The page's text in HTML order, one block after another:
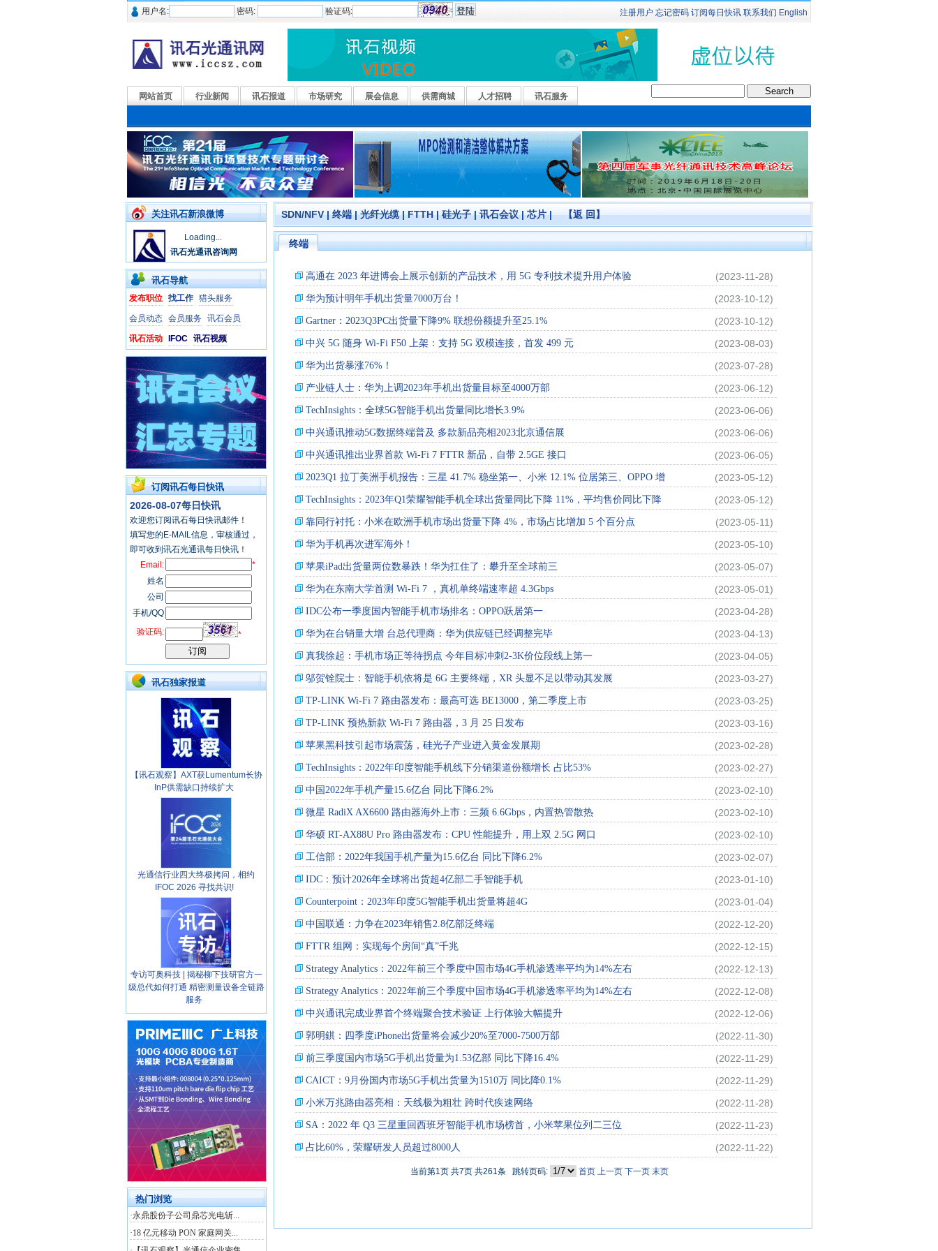
用户名: 密码: 验证码: 注册用户 忘记密码 订阅每日快讯 联系我们 English
网站首页 行业新闻 讯石报道 市场研究 展会信息 供需商城 人才招聘 讯石服务
SDN/NFV|终端|光纤光缆|FTTH|硅光子|讯石会议|芯片|【返 回】
终端
关注讯石新浪微博
Loading...
讯石光通讯咨询网
讯石导航
发布职位 找工作 猎头服务
会员动态 会员服务 讯石会员
讯石活动 IFOC 讯石视频
订阅讯石每日快讯
2026-08-07每日快讯
欢迎您订阅讯石每日快讯邮件！
填写您的E-MAIL信息，审核通过，
即可收到讯石光通讯每日快讯！
Email:
*
姓名
公司
手机/QQ
验证码:
*
讯石独家报道
【讯石观察】AXT获Lumentum长协
InP供需缺口持续扩大
光通信行业四大终极拷问，相约
IFOC 2026 寻找共识!
专访可奥科技 | 揭秘柳下技研官方一
级总代如何打通 精密测量设备全链路
服务